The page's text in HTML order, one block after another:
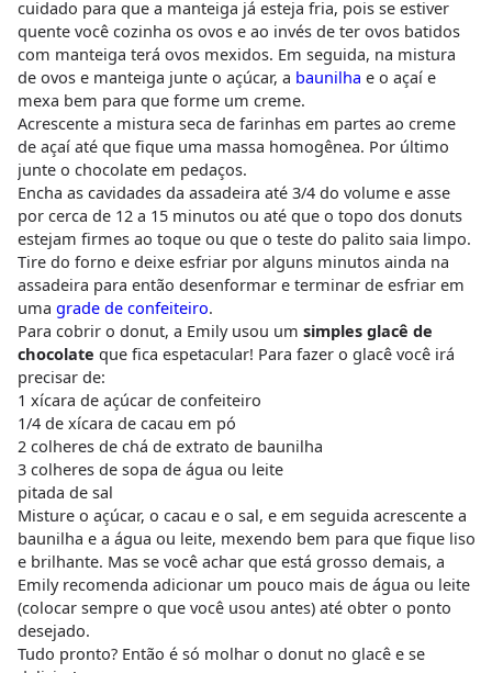
cuidado para que a manteiga já esteja fria, pois se estiver
quente você cozinha os ovos e ao invés de ter ovos batidos
com manteiga terá ovos mexidos. Em seguida, na mistura
de ovos e manteiga junte o açúcar, a baunilha e o açaí e
mexa bem para que forme um creme.
Acrescente a mistura seca de farinhas em partes ao creme
de açaí até que fique uma massa homogênea. Por último
junte o chocolate em pedaços.
Encha as cavidades da assadeira até 3/4 do volume e asse
por cerca de 12 a 15 minutos ou até que o topo dos donuts
estejam firmes ao toque ou que o teste do palito saia limpo.
Tire do forno e deixe esfriar por alguns minutos ainda na
assadeira para então desenformar e terminar de esfriar em
uma grade de confeiteiro.
Para cobrir o donut, a Emily usou um simples glacê de
chocolate que fica espetacular! Para fazer o glacê você irá
precisar de:
1 xícara de açúcar de confeiteiro
1/4 de xícara de cacau em pó
2 colheres de chá de extrato de baunilha
3 colheres de sopa de água ou leite
pitada de sal
Misture o açúcar, o cacau e o sal, e em seguida acrescente a
baunilha e a água ou leite, mexendo bem para que fique liso
e brilhante. Mas se você achar que está grosso demais, a
Emily recomenda adicionar um pouco mais de água ou leite
(colocar sempre o que você usou antes) até obter o ponto
desejado.
Tudo pronto? Então é só molhar o donut no glacê e se